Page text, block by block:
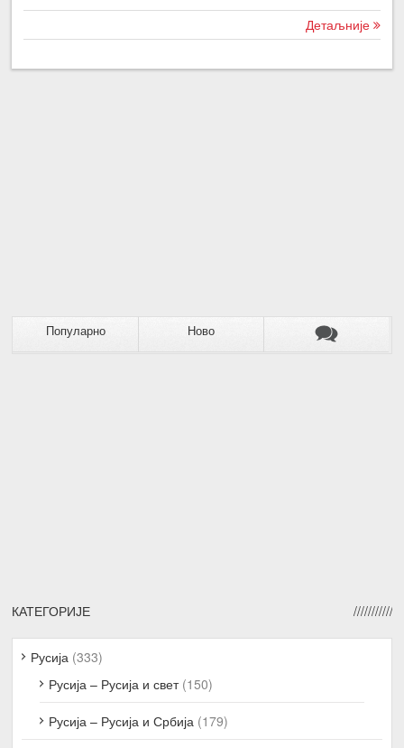
Детаљније
Популарно Ново
КАТЕГОРИЈЕ
Русија (333)
Русија – Русија и свет(150)
Русија – Русија и Србија (179)